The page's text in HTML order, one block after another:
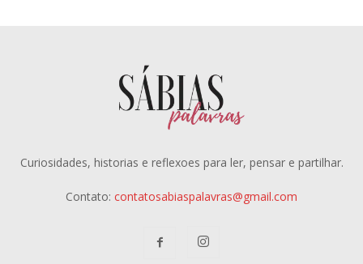
Curiosidades, historias e reflexoes para ler, pensar e partilhar.
Contato: contatosabiaspalavras@gmail.com